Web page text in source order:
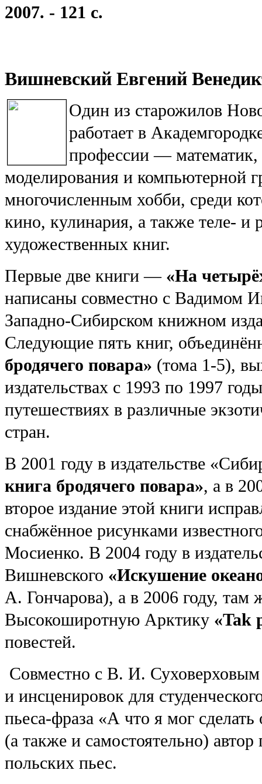
2007. - 121 с.
Вишневский Евгений
Один из старожилов
работает в
профессии — математик,
моделирования и компьютерной
многочисленным хобби, среди
кино, кулинария, а также теле- и
художественных книг.
Первые две книги — «На
написаны совместно с Вадимом
Западно-Сибирском книжном
Следующие пять книг,
бродячего повара» (тома 1-5),
издательствах с 1993 по 1997
путешествиях в различные
стран.
В 2001 году в издательстве
книга бродячего повара», а в
второе издание этой книги
снабжённое рисунками
Мосиенко. В 2004 году в
Вишневского «Искушение
А. Гончарова), а в 2006 году, там
Высокоширотную Арктику «Tak
повестей.
Совместно с В. И.
и инсценировок для
пьеса-фраза «А что я мог
(а также и самостоятельно)
польских пьес.